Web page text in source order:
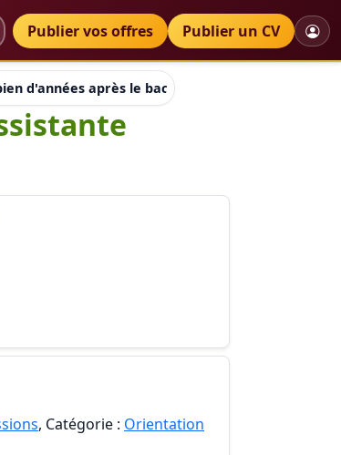
Diplômes Petites annonces
Publier vos offres Publier un CV
d'années après le bac nécessite le métier
, Catégorie : Orientation